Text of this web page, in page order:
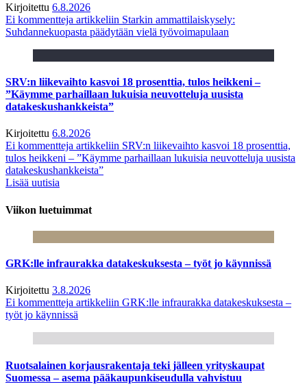
Kirjoitettu 6.8.2026
Ei kommentteja artikkeliin Starkin ammattilaiskysely:
Suhdannekuopasta päädytään vielä työvoimapulaan
SRV:n liikevaihto kasvoi 18 prosenttia, tulos heikkeni –
”Käymme parhaillaan lukuisia neuvotteluja uusista
datakeskushankkeista”
Kirjoitettu 6.8.2026
Ei kommentteja artikkeliin SRV:n liikevaihto kasvoi 18 prosenttia,
tulos heikkeni – ”Käymme parhaillaan lukuisia neuvotteluja uusista
datakeskushankkeista”
Lisää uutisia
Viikon luetuimmat
GRK:lle infraurakka datakeskuksesta – työt jo käynnissä
Kirjoitettu 3.8.2026
Ei kommentteja artikkeliin GRK:lle infraurakka datakeskuksesta –
työt jo käynnissä
Ruotsalainen korjausrakentaja teki jälleen yrityskaupat
Suomessa – asema pääkaupunkiseudulla vahvistuu